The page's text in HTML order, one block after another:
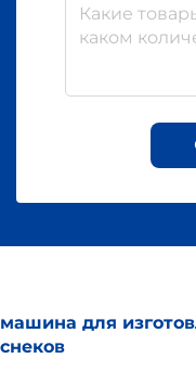
машина для
снеков